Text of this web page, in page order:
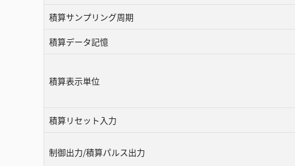
積算サンプリング周期
積算データ記憶
積算表示単位
積算リセット入力
制御出力/積算パルス出力